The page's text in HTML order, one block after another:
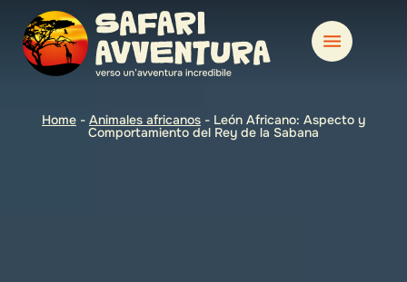
Home - Animales africanos - León Africano: Aspecto y
Comportamiento del Rey de la Sabana